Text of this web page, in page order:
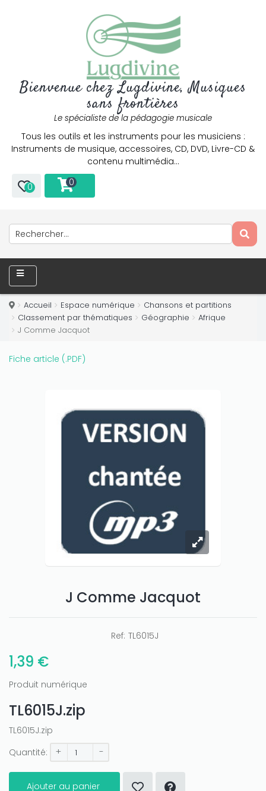
Bienvenue chez Lugdivine, Musiques
sans frontières
Le spécialiste de la pédagogie musicale
Tous les outils et les instruments pour les musiciens :
Instruments de musique, accessoires, CD, DVD, Livre-CD &
contenu multimédia…
0 0
Accueil Espace numérique
Chansons et partitions
Classement par thématiques
Géographie
Afrique
J Comme Jacquot
Fiche article (.PDF)
J Comme Jacquot
Ref: TL6015J
1,39 €
Produit numérique
TL6015J.zip
TL6015J.zip
Quantité:
+ -
Ajouter au panier
Only play atJoo casinoif you really want to win a huge